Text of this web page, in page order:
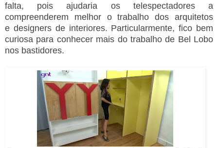
falta, pois ajudaria os telespectadores a
compreenderem melhor o trabalho dos arquitetos
e designers de interiores. Particularmente, fico bem
curiosa para conhecer mais do trabalho de Bel Lobo
nos bastidores.